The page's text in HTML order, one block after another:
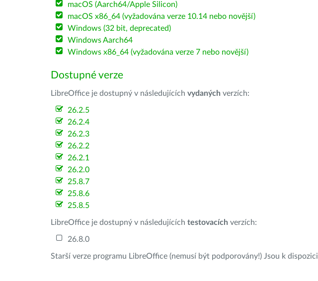
macOS (Aarch64/Apple Silicon)
macOS x86_64 (vyžadována verze 10.14 nebo novější)
Windows (32 bit, deprecated)
Windows Aarch64
Windows x86_64 (vyžadována verze 7 nebo novější)
Dostupné verze
LibreOffice je dostupný v následujících vydaných verzích:
26.2.5
26.2.4
26.2.3
26.2.2
26.2.1
26.2.0
25.8.7
25.8.6
25.8.5
LibreOffice je dostupný v následujících testovacích verzích:
26.8.0
Starší verze programu LibreOffice (nemusí být podporovány!) Jsou k dispozici